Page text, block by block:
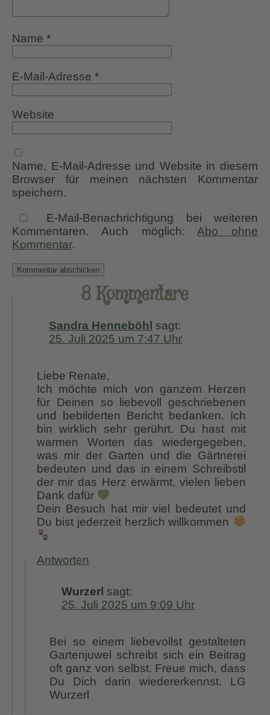
Name *
E-Mail-Adresse *
Website
Name, E-Mail-Adresse und Website in diesem
Browser für meinen nächsten Kommentar
speichern.
E-Mail-Benachrichtigung bei weiteren
Kommentaren. Auch möglich:Abo ohne
Kommentar.
8 Kommentare
Sandra Henneböhl sagt:
25. Juli 2025 um 7:47 Uhr
Liebe Renate,
Ich möchte mich von ganzem Herzen
für Deinen so liebevoll geschriebenen
und bebilderten Bericht bedanken. Ich
bin wirklich sehr gerührt. Du hast mit
warmen Worten das wiedergegeben,
was mir der Garten und die Gärtnerei
bedeuten und das in einem Schreibstil
der mir das Herz erwärmt, vielen lieben
Dank dafür
Dein Besuch hat mir viel bedeutet und
Du bist jederzeit herzlich willkommen
Antworten
Wurzerl sagt:
25. Juli 2025 um 9:09 Uhr
Bei so einem liebevollst gestalteten
Gartenjuwel schreibt sich ein Beitrag
oft ganz von selbst. Freue mich, dass
Du Dich darin wiedererkennst. LG
Wurzerl